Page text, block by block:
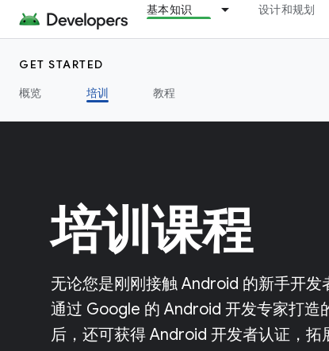
基本知识 设计和规划
GET STARTED
概览
培训 教程
培训课程
无论您是刚刚接触 Android 的新手开
通过 Google 的 Android 开发专家打造
后，还可获得 Android 开发者认证，拓